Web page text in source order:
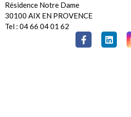
Résidence Notre Dame
30100 AIX EN PROVENCE
Tel : 04 66 04 01 62